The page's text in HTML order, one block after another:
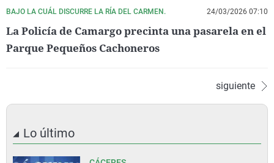
BAJO LA CUÁL DISCURRE LA RÍA DEL CARMEN. 24/03/2026 07:10
La Policía de Camargo precinta una pasarela en el
Parque Pequeños Cachoneros
siguiente
Lo último